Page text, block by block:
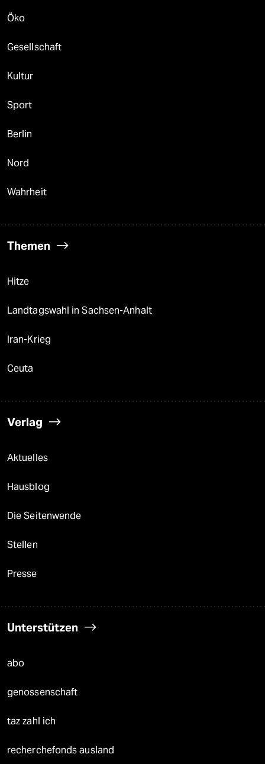
Öko
Gesellschaft
Kultur
Sport
Berlin
Nord
Wahrheit
Themen
Hitze
Landtagswahl in Sachsen-Anhalt
Iran-Krieg
Ceuta
Verlag
Aktuelles
Hausblog
Die Seitenwende
Stellen
Presse
Unterstützen
abo
genossenschaft
taz zahl ich
recherchefonds ausland